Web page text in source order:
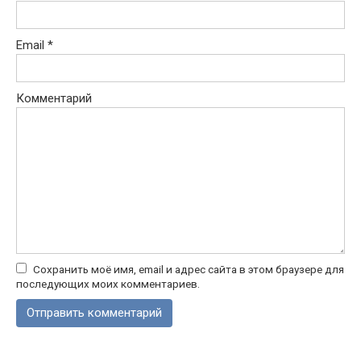
Email *
Комментарий
Сохранить моё имя, email и адрес сайта в этом браузере для
последующих моих комментариев.